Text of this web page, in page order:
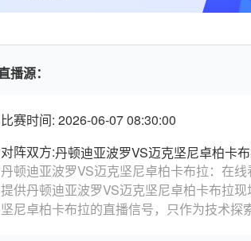
播源：
比赛时间: 2026-06-07 08:30:00
对阵双方:丹顿迪亚波罗VS迈克坚尼卓柏卡
丹顿迪亚波罗VS迈克坚尼卓柏卡布拉：在
提供丹顿迪亚波罗VS迈克坚尼卓柏卡布拉
坚尼卓柏卡布拉的直播信号，只作为技术探